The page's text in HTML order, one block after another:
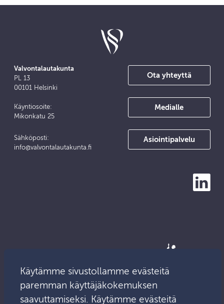
Valvontalautakunta
PL 13
00101 Helsinki
Käyntiosoite:
Mikonkatu 25
Sähköposti:
info@valvontalautakunta.fi
Ota yhteyttä
Medialle
Asiointipalvelu
Käytämme sivustollamme evästeitä
paremman käyttäjäkokemuksen
saavuttamiseksi. Käytämme evästeitä